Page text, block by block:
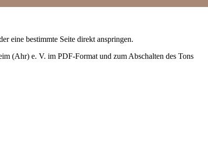
eine bestimmte Seite direkt anspringen.
(Ahr) e. V. im PDF-Format und zum Abschalten des Tons